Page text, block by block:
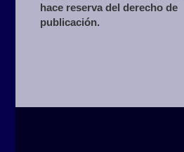
hace reserva del derecho de
publicación.